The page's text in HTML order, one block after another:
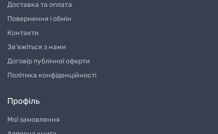
Доставка та оплата
Повернення і обмін
Контакти
Зв'яжіться з нами
Договір публічної оферти
Політика конфіденційності
Профіль
Мої замовлення